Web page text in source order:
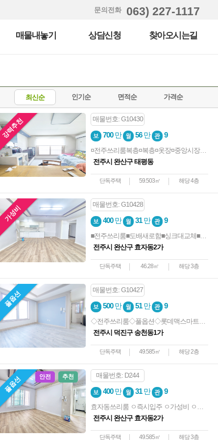
문의전화 063) 227-1117
매물내놓기 상담신청 찾아오시는길
최신순 인기순 면적순 가격순
강력추천 매물번호: G10430
700만 56만 9
¤전주쓰리룸복층¤복층¤옷장¤중앙시장¤아아파크¤엘베¤복층
전주시 완산구 태평동
단독주택 59.503㎡ 해당 4층
가성비 매물번호: G10428
400만 31만 9
■전주쓰리룸■도배새로함■싱크대교체■핫한쓰리룸■노고민
전주시 완산구 효자동2가
단독주택 46.28㎡ 해당 3층
풀옵션 매물번호: G10427
500만 51만 9
전주시 덕진구 송천동1가
단독주택 49.585㎡ 해당 2층
풀옵션 안전 추천 매물번호: D244
400만 31만 9
전주시 완산구 효자동2가
단독주택 49.585㎡ 해당 3층